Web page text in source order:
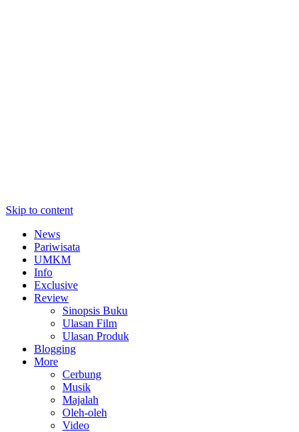
Skip to content
News
Pariwisata
UMKM
Info
Exclusive
Review
Sinopsis Buku
Ulasan Film
Ulasan Produk
Blogging
More
Cerbung
Musik
Majalah
Oleh-oleh
Video